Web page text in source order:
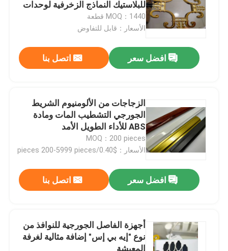
إرسال
للبلاستيك النماذج الزخرفية لوحدات
الزجاج
MOQ：1440 قطعة
الأسعار：قابل للتفاوض
افضل سعر اتصل بنا
الزجاجات من الألومنيوم الشريط
الجورجي التشطيب المات ومادة
ABS للأداء الطويل الأمد
MOQ：200 pieces
الأسعار：$0.40/pieces 200-5999 pieces
افضل سعر اتصل بنا
أجهزة الفاصل الجورجية للنوافذ من
نوع "إيه بي إس" إضافة مثالية لغرفة
المعيشة